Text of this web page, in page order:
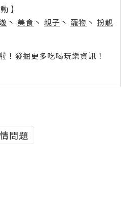
】
丶 美食 丶 親子 丶 寵物 丶 扮靚
發掘更多吃喝玩樂資訊！
問題